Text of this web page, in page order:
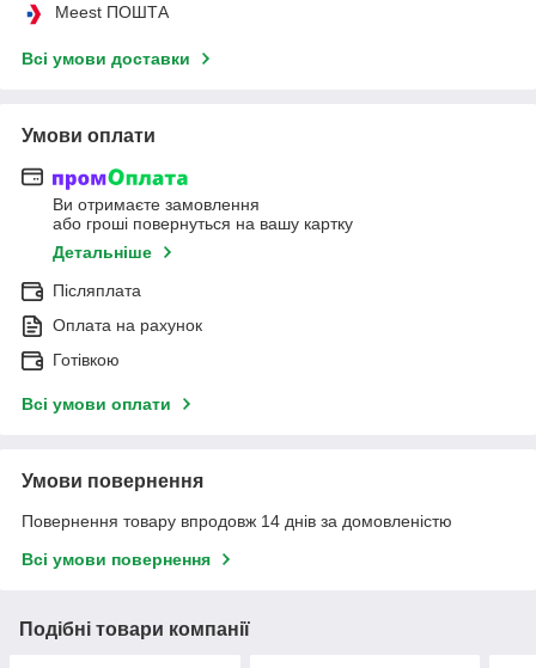
Meest ПОШТА
Всі умови доставки
Умови оплати
Ви отримаєте замовлення
або гроші повернуться на вашу картку
Детальніше
Післяплата
Оплата на рахунок
Готівкою
Всі умови оплати
Умови повернення
Повернення товару впродовж 14 днів за домовленістю
Всі умови повернення
Подібні товари компанії